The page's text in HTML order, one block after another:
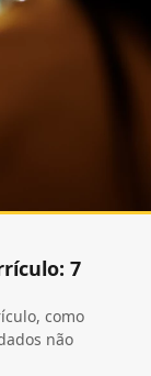
7
como
não